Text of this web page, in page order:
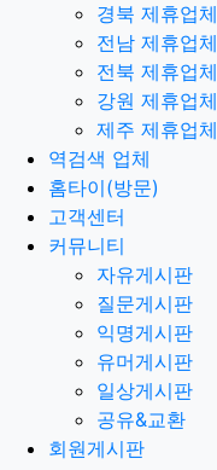
경북 제휴업체
전남 제휴업체
전북 제휴업체
강원 제휴업체
제주 제휴업체
역검색 업체
홈타이(방문)
고객센터
커뮤니티
자유게시판
질문게시판
익명게시판
유머게시판
일상게시판
공유&교환
회원게시판